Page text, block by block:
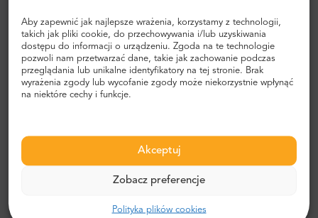
Aby zapewnić jak najlepsze wrażenia, korzystamy z technologii,
takich jak pliki cookie, do przechowywania i/lub uzyskiwania
dostępu do informacji o urządzeniu. Zgoda na te technologie
pozwoli nam przetwarzać dane, takie jak zachowanie podczas
przeglądania lub unikalne identyfikatory na tej stronie. Brak
wyrażenia zgody lub wycofanie zgody może niekorzystnie wpłynąć
na niektóre cechy i funkcje.
Akceptuj
Zobacz preferencje
Polityka plików cookies
Szukasz niezawodnego i niedrogiego transferu
lotniskowego? Zarezerwuj jeden z Mr.Shuttle, wyborem
podróżnych użytkowników Trip-Advisor. Oferujemy
transport door-to-door w nowych, nowoczesnych,
komfortowych, klimatyzowanych samochodach,
posługujących się językiem angielskim.
Koszt transferu z lotniska i miasta
taksówki. Nasze ceny są stałe, bez ukrytych kosztów.